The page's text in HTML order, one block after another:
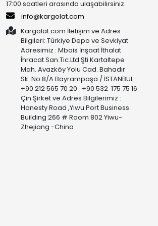
17:00 saatleri arasında ulaşabilirsiniz.
info@kargolat.com
Kargolat.com İletişim ve Adres
Bilgileri: Türkiye Depo ve Sevkiyat
Adresimiz : Mbois İnşaat İthalat
İhracat San.Tic.Ltd.Şti Kartaltepe
Mah. Avazköy Yolu Cad. Bahadır
Sk. No:8/A Bayrampaşa / İSTANBUL
+90 212 565 70 20 +90 532 175 75 16
Çin Şirket ve Adres Bilgilerimiz :
Honesty Road ,Yiwu Port Business
Building 266 # Room 802 Yiwu-
Zhejiang -China